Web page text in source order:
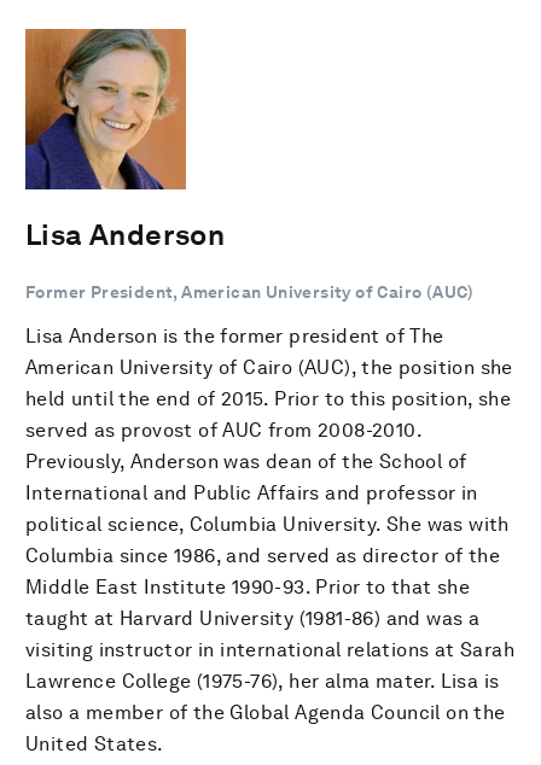
Lisa Anderson
Former President, American University of Cairo (AUC)
Lisa Anderson is the former president of The
American University of Cairo (AUC), the position she
held until the end of 2015. Prior to this position, she
served as provost of AUC from 2008-2010.
Previously, Anderson was dean of the School of
International and Public Affairs and professor in
political science, Columbia University. She was with
Columbia since 1986, and served as director of the
Middle East Institute 1990-93. Prior to that she
taught at Harvard University (1981-86) and was a
visiting instructor in international relations at Sarah
Lawrence College (1975-76), her alma mater. Lisa is
also a member of the Global Agenda Council on the
United States.